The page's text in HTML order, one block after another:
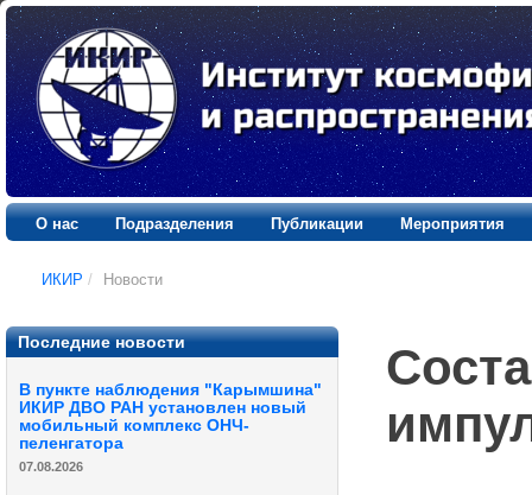
О нас Подразделения Публикации Мероприятия
ИКИР / Новости
Последние новости
В пункте наблюдения "Карымшина"
ИКИР ДВО РАН установлен новый
мобильный комплекс ОНЧ-
пеленгатора
07.08.2026